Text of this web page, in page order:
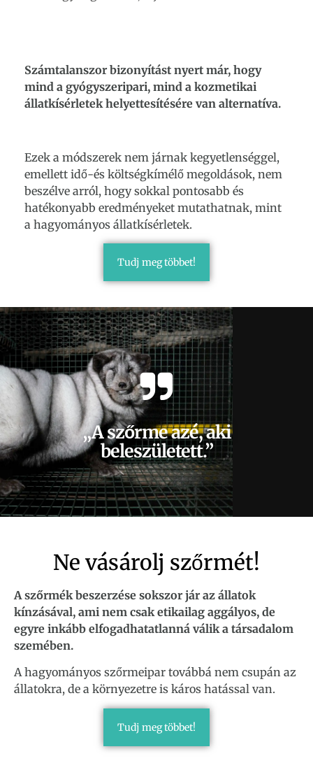
Számtalanszor bizonyítást nyert már, hogy
mind a gyógyszeripari, mind a kozmetikai
állatkísérletek helyettesítésére van alternatíva.
Ezek a módszerek nem járnak kegyetlenséggel,
emellett idő-és költségkímélő megoldások, nem
beszélve arról, hogy sokkal pontosabb és
hatékonyabb eredményeket mutathatnak, mint
a hagyományos állatkísérletek.
Tudj meg többet!
„A szőrme azé, aki
beleszületett.”
Ne vásárolj szőrmét!
A szőrmék beszerzése sokszor jár az állatok
kínzásával, ami nem csak etikailag aggályos, de
egyre inkább elfogadhatatlanná válik a társadalom
szemében.
A hagyományos szőrmeipar továbbá nem csupán az
állatokra, de a környezetre is káros hatással van.
Tudj meg többet!